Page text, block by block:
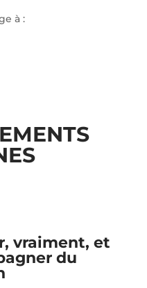
à :
vraiment, et
du